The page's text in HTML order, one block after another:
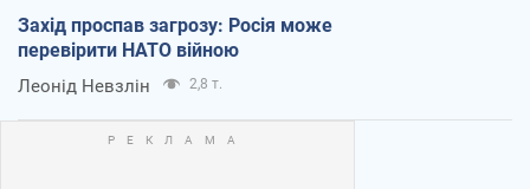
Захід проспав загрозу: Росія може
перевірити НАТО війною
Леонід Невзлін 2,8 т.